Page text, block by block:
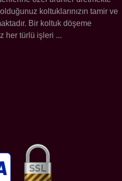
koltuklarınızın tamir ve
Bir koltuk döşeme
her türlü işleri ...